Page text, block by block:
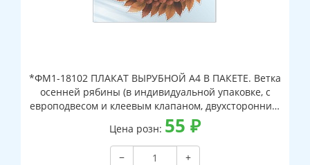
*ФМ1-18102 ПЛАКАТ ВЫРУБНОЙ А4 В ПАКЕТЕ. Ветка
осенней рябины (в индивидуальной упаковке, с
европодвесом и клеевым клапаном, двухсторонний,
ВД-лак)
Цена розн: 55 ₽
−
+